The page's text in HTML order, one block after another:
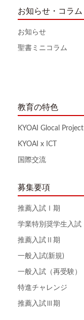
お知らせ・コラム
お知らせ
聖書ミニコラム
教育の特色
KYOAI Glocal Project
KYOAI x ICT
国際交流
募集要項
推薦入試Ⅰ期
学業特別奨学生入試
推薦入試Ⅱ期
一般入試(新規)
一般入試（再受験）
特進チャレンジ
推薦入試Ⅲ期